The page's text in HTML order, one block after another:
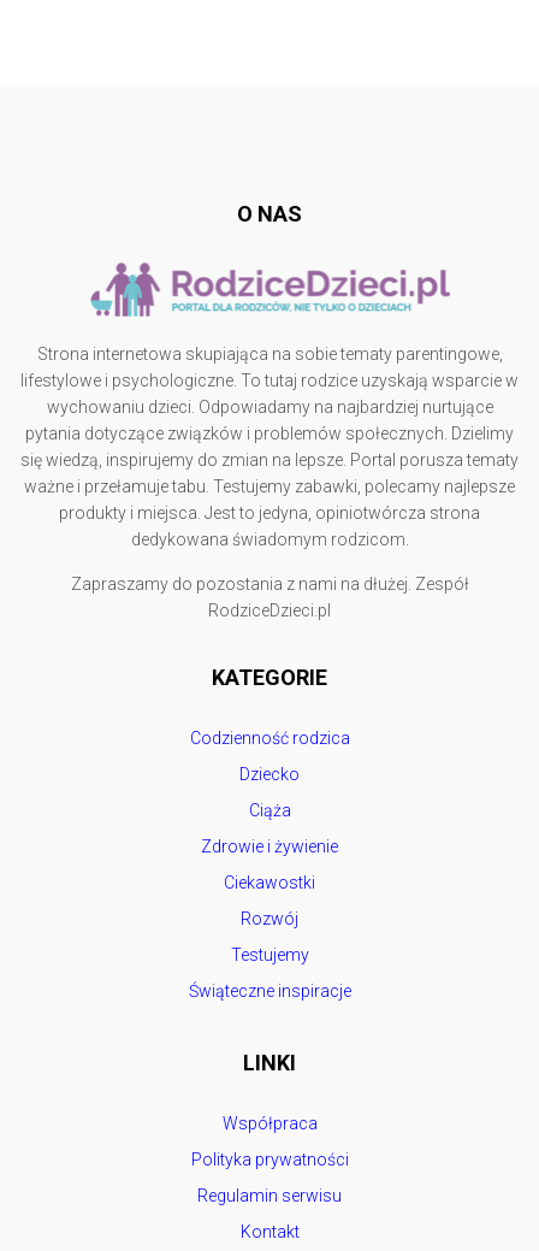
O NAS
Strona internetowa skupiająca na sobie tematy parentingowe,
lifestylowe i psychologiczne. To tutaj rodzice uzyskają wsparcie w
wychowaniu dzieci. Odpowiadamy na najbardziej nurtujące
pytania dotyczące związków i problemów społecznych. Dzielimy
się wiedzą, inspirujemy do zmian na lepsze. Portal porusza tematy
ważne i przełamuje tabu. Testujemy zabawki, polecamy najlepsze
produkty i miejsca. Jest to jedyna, opiniotwórcza strona
dedykowana świadomym rodzicom.
Zapraszamy do pozostania z nami na dłużej. Zespół
RodziceDzieci.pl
KATEGORIE
Codzienność rodzica
Dziecko
Ciąża
Zdrowie i żywienie
Ciekawostki
Rozwój
Testujemy
Świąteczne inspiracje
LINKI
Współpraca
Polityka prywatności
Regulamin serwisu
Kontakt